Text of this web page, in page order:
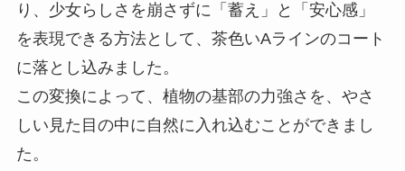
り、少女らしさを崩さずに「蓄え」と「安心感」
を表現できる方法として、茶色いAラインのコート
に落とし込みました。
この変換によって、植物の基部の力強さを、やさ
しい見た目の中に自然に入れ込むことができまし
た。